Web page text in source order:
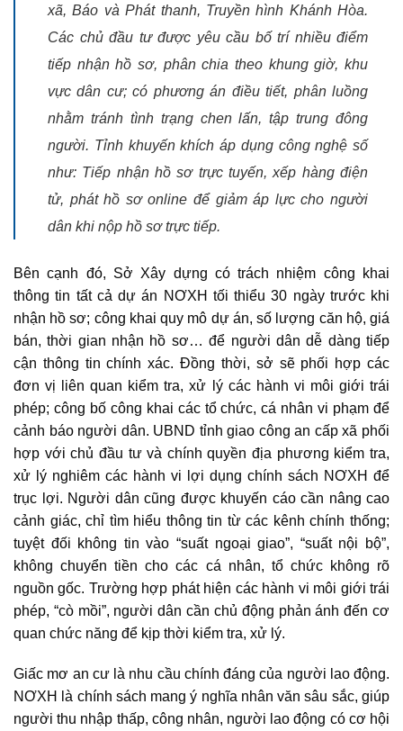
xã, Báo và Phát thanh, Truyền hình Khánh Hòa.
Các chủ đầu tư được yêu cầu bố trí nhiều điểm
tiếp nhận hồ sơ, phân chia theo khung giờ, khu
vực dân cư; có phương án điều tiết, phân luồng
nhằm tránh tình trạng chen lấn, tập trung đông
người. Tỉnh khuyến khích áp dụng công nghệ số
như: Tiếp nhận hồ sơ trực tuyến, xếp hàng điện
tử, phát hồ sơ online để giảm áp lực cho người
dân khi nộp hồ sơ trực tiếp.
Bên cạnh đó, Sở Xây dựng có trách nhiệm công khai
thông tin tất cả dự án NƠXH tối thiểu 30 ngày trước khi
nhận hồ sơ; công khai quy mô dự án, số lượng căn hộ, giá
bán, thời gian nhận hồ sơ… để người dân dễ dàng tiếp
cận thông tin chính xác. Đồng thời, sở sẽ phối hợp các
đơn vị liên quan kiểm tra, xử lý các hành vi môi giới trái
phép; công bố công khai các tổ chức, cá nhân vi phạm để
cảnh báo người dân. UBND tỉnh giao công an cấp xã phối
hợp với chủ đầu tư và chính quyền địa phương kiểm tra,
xử lý nghiêm các hành vi lợi dụng chính sách NƠXH để
trục lợi. Người dân cũng được khuyến cáo cần nâng cao
cảnh giác, chỉ tìm hiểu thông tin từ các kênh chính thống;
tuyệt đối không tin vào “suất ngoại giao”, “suất nội bộ”,
không chuyển tiền cho các cá nhân, tổ chức không rõ
nguồn gốc. Trường hợp phát hiện các hành vi môi giới trái
phép, “cò mồi”, người dân cần chủ động phản ánh đến cơ
quan chức năng để kịp thời kiểm tra, xử lý.
Giấc mơ an cư là nhu cầu chính đáng của người lao động.
NƠXH là chính sách mang ý nghĩa nhân văn sâu sắc, giúp
người thu nhập thấp, công nhân, người lao động có cơ hội